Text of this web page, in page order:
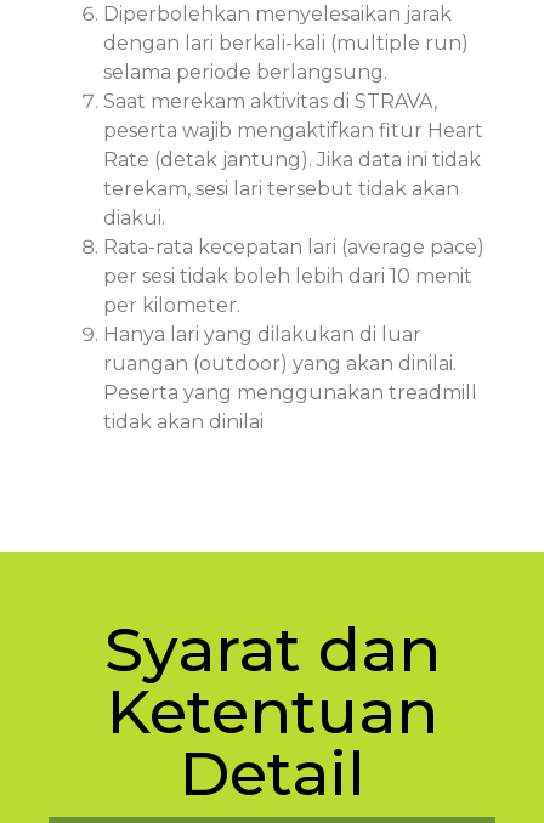
Diperbolehkan menyelesaikan jarak
dengan lari berkali-kali (multiple run)
selama periode berlangsung.
Saat merekam aktivitas di STRAVA,
peserta wajib mengaktifkan fitur Heart
Rate (detak jantung). Jika data ini tidak
terekam, sesi lari tersebut tidak akan
diakui.
Rata-rata kecepatan lari (average pace)
per sesi tidak boleh lebih dari 10 menit
per kilometer.
Hanya lari yang dilakukan di luar
ruangan (outdoor) yang akan dinilai.
Peserta yang menggunakan treadmill
tidak akan dinilai
Syarat dan
Ketentuan
Detail